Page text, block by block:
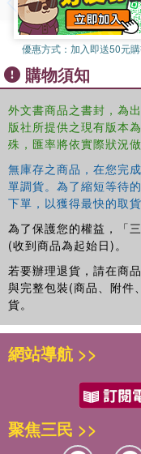
• Eco-friendly practice
• Recycling and
• Connecting with the
want to facilitate
children in your
awareness of
and many of the
money too.
優惠方式： 加入即送50元
購物須知
外文書商品之書封，為
版社所提供之現有版本
殊，匯率將依實際狀況做
無庫存之商品，在您完
單調貨。為了縮短等待
下單，以獲得最快的取
為了保護您的權益，「
(收到商品為起始日)。
若要辦理退貨，請在商
與完整包裝(商品、附件
貨。
網站導航 >>
聚焦三民 >>